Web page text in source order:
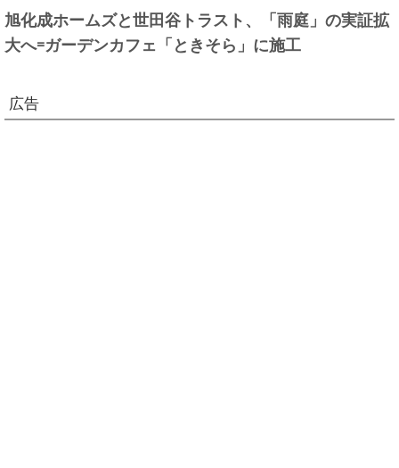
旭化成ホームズと世田谷トラスト、「雨庭」の実証拡
大へ=ガーデンカフェ「ときそら」に施工
広告